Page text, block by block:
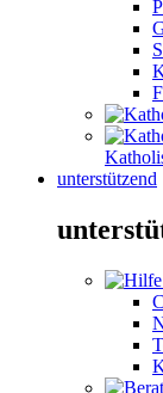
unterstützend